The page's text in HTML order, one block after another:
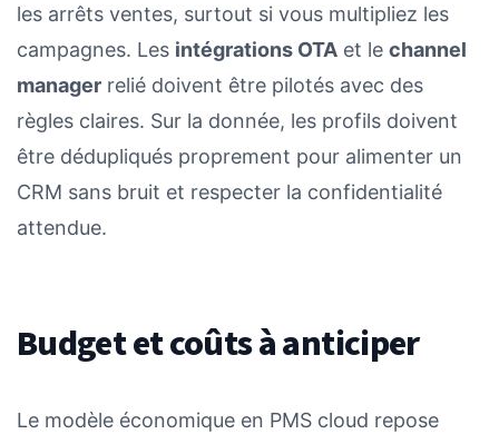
les arrêts ventes, surtout si vous multipliez les
campagnes. Les intégrations OTA et le channel
manager relié doivent être pilotés avec des
règles claires. Sur la donnée, les profils doivent
être dédupliqués proprement pour alimenter un
CRM sans bruit et respecter la confidentialité
attendue.
Budget et coûts à anticiper
Le modèle économique en PMS cloud repose